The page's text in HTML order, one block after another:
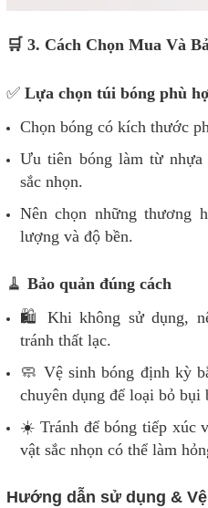
🛒 3. Cách Chọn Mua Và
✅ Lựa chọn túi bóng phù
Chọn bóng có kích thước
Ưu tiên bóng làm từ nhựa
sắc nhọn.
Nên chọn những thương
lượng và độ bền.
🧹 Bảo quản đúng cách
🛍 Khi không sử dụng,
tránh thất lạc.
🧼 Vệ sinh bóng định kỳ
chuyên dụng để loại bỏ bụi
☀️ Tránh để bóng tiếp xúc
vật sắc nhọn có thể làm
Hướng dẫn sử dụng &